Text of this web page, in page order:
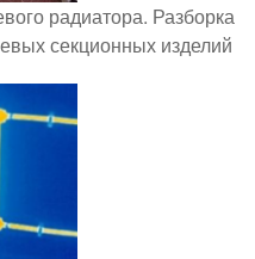
радиатора. Разборка
секционных изделий